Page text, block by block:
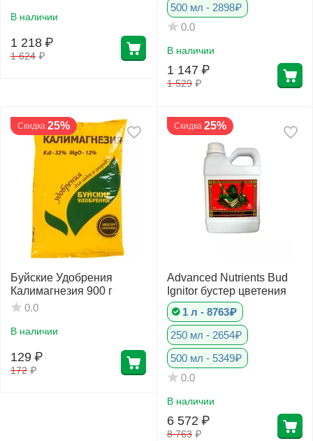
В наличии
1 624 ₽
1 218 ₽
500 мл - 2898₽
0.0
В наличии
1 529 ₽
1 147 ₽
Скидка 25%
Буйские Удобрения
Калимагнезия 900 г
0.0
В наличии
172 ₽
129 ₽
Скидка 25%
Advanced Nutrients Bud
Ignitor бустер цветения
1 л - 8763₽
250 мл - 2654₽
500 мл - 5349₽
0.0
В наличии
8 763 ₽
6 572 ₽